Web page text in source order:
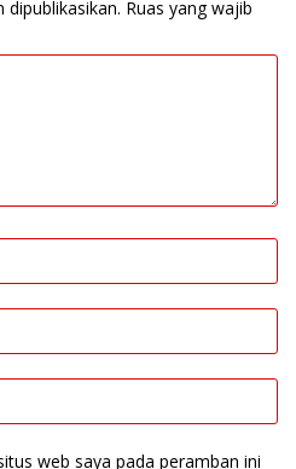
dipublikasikan. Ruas yang wajib
web saya pada peramban ini